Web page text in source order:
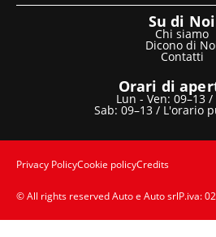
Su di Noi
Chi siamo
Dicono di
Contatti
Orari di
Lun - Ven: 09–13 /
Sab: 09–13 / L'orario
Privacy PolicyCookie policyCredits
© All rights reserved Auto e Auto srlP.iva: